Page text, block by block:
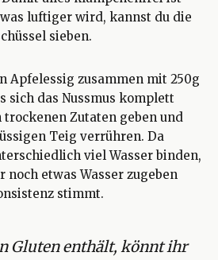
luftiger wird, kannst du die
sieben.
Apfelessig zusammen mit 250g
sich das Nussmus komplett
trockenen Zutaten geben und
Teig verrühren. Da
viel Wasser binden,
noch etwas Wasser zugeben
stimmt.
Gluten enthält, könnt ihr